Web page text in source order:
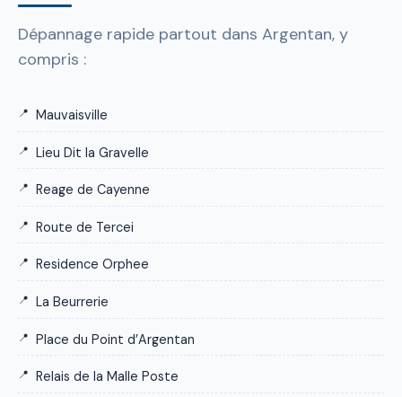
Dépannage rapide partout dans Argentan, y
compris :
Mauvaisville
Lieu Dit la Gravelle
Reage de Cayenne
Route de Tercei
Residence Orphee
La Beurrerie
Place du Point d’Argentan
Relais de la Malle Poste